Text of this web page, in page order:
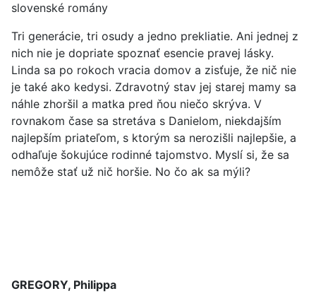
slovenské romány
Tri generácie, tri osudy a jedno prekliatie. Ani jednej z
nich nie je dopriate spoznať esencie pravej lásky.
Linda sa po rokoch vracia domov a zisťuje, že nič nie
je také ako kedysi. Zdravotný stav jej starej mamy sa
náhle zhoršil a matka pred ňou niečo skrýva. V
rovnakom čase sa stretáva s Danielom, niekdajším
najlepším priateľom, s ktorým sa nerozišli najlepšie, a
odhaľuje šokujúce rodinné tajomstvo. Myslí si, že sa
nemôže stať už nič horšie. No čo ak sa mýli?
GREGORY, Philippa